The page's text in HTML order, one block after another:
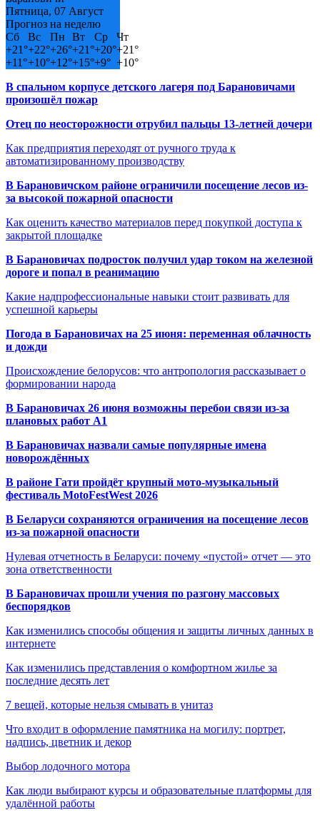
Пятница, 07 Август
Прогноз на неделю
Сб
Вс Пн Вт Ср
Чт
+21°+22°+26°+21°+20°+21°
+11°+10°+12°+15°+9° +10°
В спальном корпусе детского лагеря под Барановичами
произошёл пожар
Отец по неосторожности отрубил пальцы 13-летней дочери
Как предприятия переходят от ручного труда к
автоматизированному производству
В Барановичском районе ограничили посещение лесов из-
за высокой пожарной опасности
Как оценить качество материалов перед покупкой доступа к
закрытой площадке
В Барановичах подросток получил удар током на железной
дороге и попал в реанимацию
Какие надпрофессиональные навыки стоит развивать для
успешной карьеры
Погода в Барановичах на 25 июня: переменная облачность
и дожди
Происхождение белорусов: что антропология рассказывает о
формировании народа
В Барановичах 26 июня возможны перебои связи из-за
плановых работ A1
В Барановичах назвали самые популярные имена
новорождённых
В районе Гати пройдёт крупный мото-музыкальный
фестиваль MotoFestWest 2026
В Беларуси сохраняются ограничения на посещение лесов
из-за пожарной опасности
Нулевая отчетность в Беларуси: почему «пустой» отчет — это
зона ответственности
В Барановичах прошли учения по разгону массовых
беспорядков
Как изменились способы общения и защиты личных данных в
интернете
Как изменились представления о комфортном жилье за
последние десять лет
7 вещей, которые нельзя смывать в унитаз
Что входит в оформление памятника на могилу: портрет,
надпись, цветник и декор
Выбор лодочного мотора
Как люди выбирают курсы и образовательные платформы для
удалённой работы